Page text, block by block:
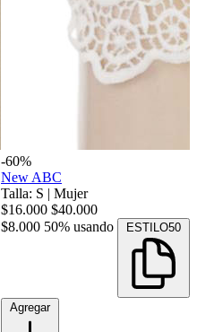
-60%
New ABC
Talla: S | Mujer
$16.000 $40.000
$8.000 50% usando ESTILO50
Agregar